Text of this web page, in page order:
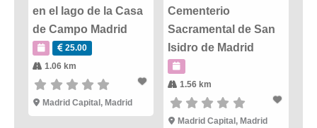
en el lago de la Casa
de Campo Madrid
25.00
1.06 km
Madrid Capital , Madrid
Cementerio
Sacramental de San
Isidro de Madrid
1.56 km
Madrid Capital , Madrid